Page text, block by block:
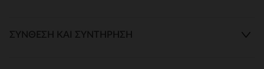
ΣΎΝΘΕΣΗ ΚΑΙ ΣΥΝΤΉΡΗΣΗ